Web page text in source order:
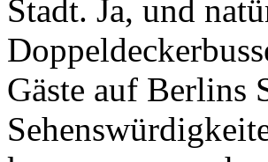
Stadt. Ja, und
Gäste auf Berlins